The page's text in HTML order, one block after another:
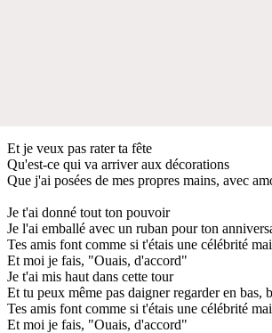
Et je veux pas rater ta fête
Qu'est-ce qui va arriver aux décorations
Que j'ai posées de mes propres mains, avec
Je t'ai donné tout ton pouvoir
Je l'ai emballé avec un ruban pour ton
Tes amis font comme si t'étais une célébrité
Et moi je fais, "Ouais, d'accord"
Je t'ai mis haut dans cette tour
Et tu peux même pas daigner regarder en bas,
Tes amis font comme si t'étais une célébrité
Et moi je fais, "Ouais, d'accord"